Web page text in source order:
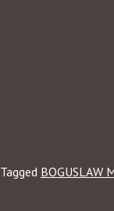
Tagged BOGUSLAW